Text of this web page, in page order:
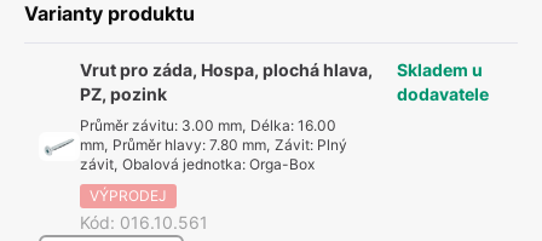
Varianty produktu
Vrut pro záda, Hospa, plochá hlava,
PZ, pozink
Průměr závitu: 3.00 mm, Délka: 16.00
mm, Průměr hlavy: 7.80 mm, Závit: Plný
závit, Obalová jednotka: Orga-Box
VÝPRODEJ
Kód: 016.10.561
Skladem u
dodavatele